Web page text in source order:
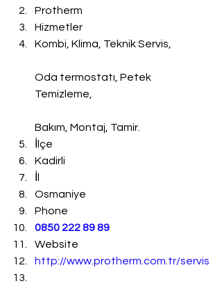
Protherm
Hizmetler
Kombi, Klima, Teknik Servis,
Oda termostatı, Petek
Temizleme,
Bakım, Montaj, Tamir.
İlçe
Kadirli
Osmaniye
Phone
0850 222 89 89
Website
http://www.protherm.com.tr/servis